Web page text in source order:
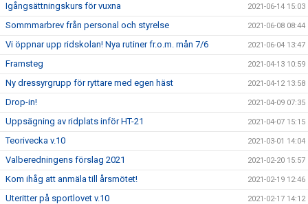
Igångsättningskurs för vuxna 2021-06-14 15:03
Sommmarbrev från personal och styrelse 2021-06-08 08:44
Vi öppnar upp ridskolan! Nya rutiner fr.o.m. mån 7/6 2021-06-04 13:47
Framsteg 2021-04-13 10:59
Ny dressyrgrupp för ryttare med egen häst 2021-04-12 13:58
Drop-in! 2021-04-09 07:35
Uppsägning av ridplats inför HT-21 2021-04-07 15:15
Teorivecka v.10 2021-03-01 14:04
Valberedningens förslag 2021 2021-02-20 15:57
Kom ihåg att anmäla till årsmötet! 2021-02-19 12:46
Uteritter på sportlovet v.10 2021-02-17 14:12